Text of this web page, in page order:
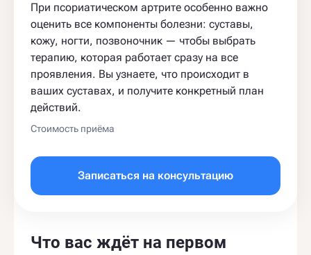
При псориатическом артрите особенно важно
оценить все компоненты болезни: суставы,
кожу, ногти, позвоночник — чтобы выбрать
терапию, которая работает сразу на все
проявления. Вы узнаете, что происходит в
ваших суставах, и получите конкретный план
действий.
Стоимость приёма
Записаться на консультацию
Что вас ждёт на первом